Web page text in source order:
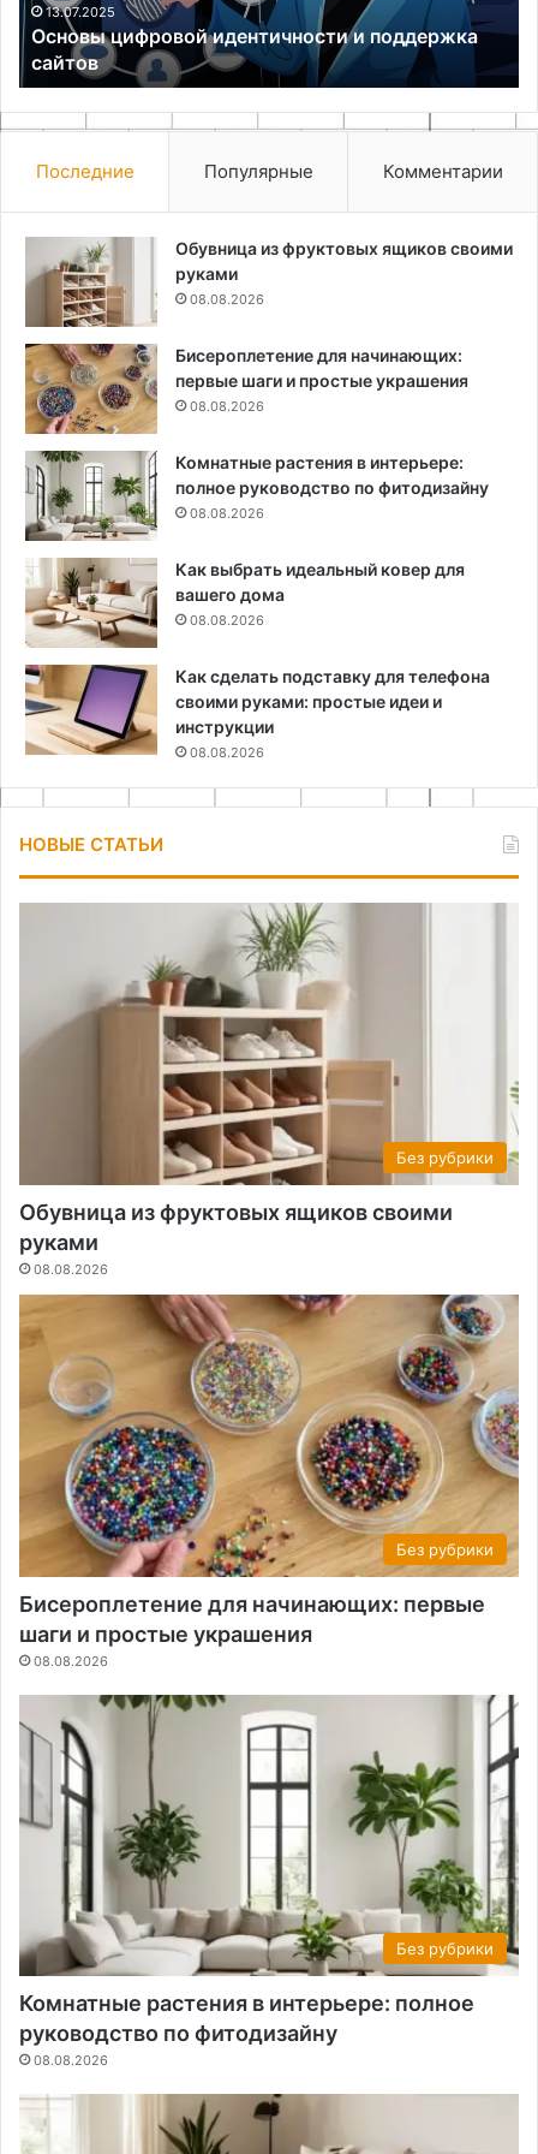
13.07.2025
Основы цифровой идентичности и поддержка
сайтов
Последние Популярные Комментарии
Обувница из фруктовых ящиков своими
руками
08.08.2026
Бисероплетение для начинающих:
первые шаги и простые украшения
08.08.2026
Комнатные растения в интерьере:
полное руководство по фитодизайну
08.08.2026
Как выбрать идеальный ковер для
вашего дома
08.08.2026
Как сделать подставку для телефона
своими руками: простые идеи и
инструкции
08.08.2026
НОВЫЕ СТАТЬИ
Без рубрики
Обувница из фруктовых ящиков своими
руками
08.08.2026
Без рубрики
Бисероплетение для начинающих: первые
шаги и простые украшения
08.08.2026
Без рубрики
Комнатные растения в интерьере: полное
руководство по фитодизайну
08.08.2026